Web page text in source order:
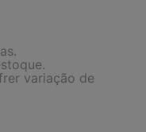
variação de